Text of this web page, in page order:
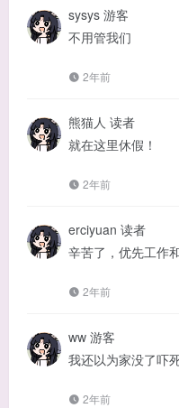
sysys 游客
不用管我们
2年前
熊猫人 读者
就在这里休假！
2年前
erciyuan 读者
辛苦了，优先工作
2年前
ww 游客
我还以为家没了吓
2年前